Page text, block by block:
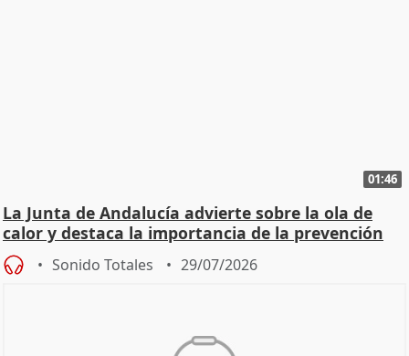
01:46
La Junta de Andalucía advierte sobre la ola de
calor y destaca la importancia de la prevención
Sonido Totales 29/07/2026